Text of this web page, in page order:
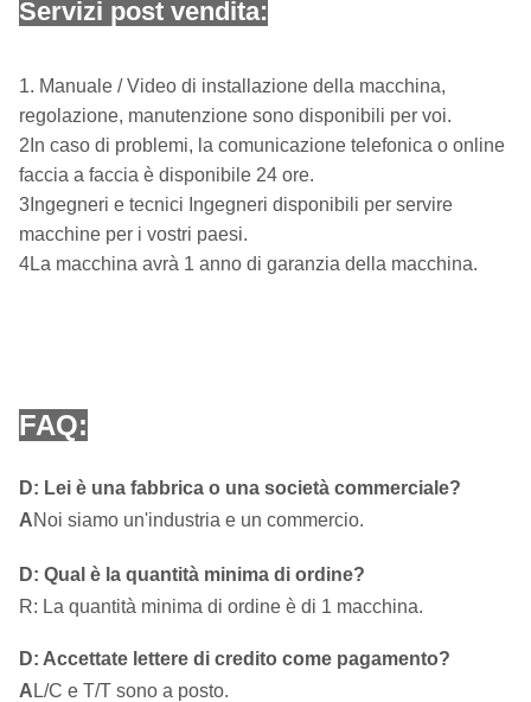
Servizi post vendita:
1. Manuale / Video di installazione della macchina,
regolazione, manutenzione sono disponibili per voi.
2In caso di problemi, la comunicazione telefonica o online
faccia a faccia è disponibile 24 ore.
3Ingegneri e tecnici Ingegneri disponibili per servire
macchine per i vostri paesi.
4La macchina avrà 1 anno di garanzia della macchina.
FAQ:
D: Lei è una fabbrica o una società commerciale?
ANoi siamo un'industria e un commercio.
D: Qual è la quantità minima di ordine?
R: La quantità minima di ordine è di 1 macchina.
D: Accettate lettere di credito come pagamento?
A L/C e T/T sono a posto.